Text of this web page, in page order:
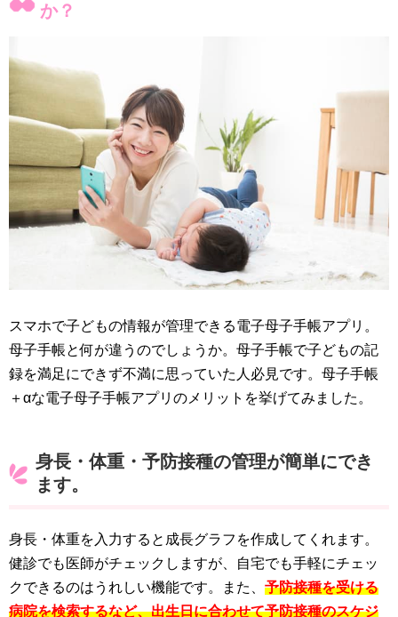
か？
スマホで子どもの情報が管理できる電子母子手帳アプリ。
母子手帳と何が違うのでしょうか。母子手帳で子どもの記
録を満足にできず不満に思っていた人必見です。母子手帳
＋αな電子母子手帳アプリのメリットを挙げてみました。
身長・体重・予防接種の管理が簡単にでき
ます。
身長・体重を入力すると成長グラフを作成してくれます。
健診でも医師がチェックしますが、自宅でも手軽にチェッ
クできるのはうれしい機能です。また、 予防接種を受ける
病院を検索するなど、出生日に合わせて予防接種のスケジ